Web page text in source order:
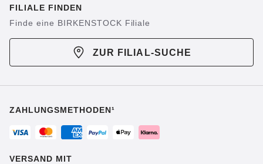
FILIALE FINDEN
Finde eine BIRKENSTOCK Filiale
ZUR FILIAL-SUCHE
ZAHLUNGSMETHODEN¹
VERSAND MIT